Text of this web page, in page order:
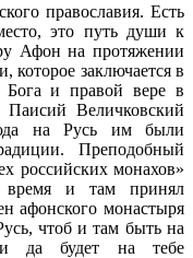
православия. Есть
это путь души к
Афон на протяжении
которое заключается в
и правой вере в
Величковский
на Русь им были
Преподобный
российских монахов»
время и там принял
афонского монастыря
чтоб и там быть на
да будет на тебе